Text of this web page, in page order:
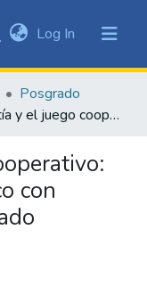
Log In (current)
Posgrado
La empatía y el juego cooperativo: un estudio microgenético con estudiantes de sexto grado
con